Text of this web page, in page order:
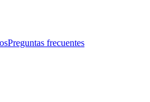
Preguntas frecuentes